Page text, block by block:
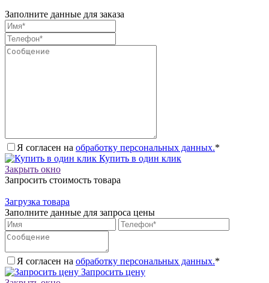
Заполните данные для заказа
Я согласен на обработку персональных данных.*
Купить в один клик
Закрыть окно
Запросить стоимость товара
Загрузка товара
Заполните данные для запроса цены
Я согласен на обработку персональных данных.*
Запросить цену